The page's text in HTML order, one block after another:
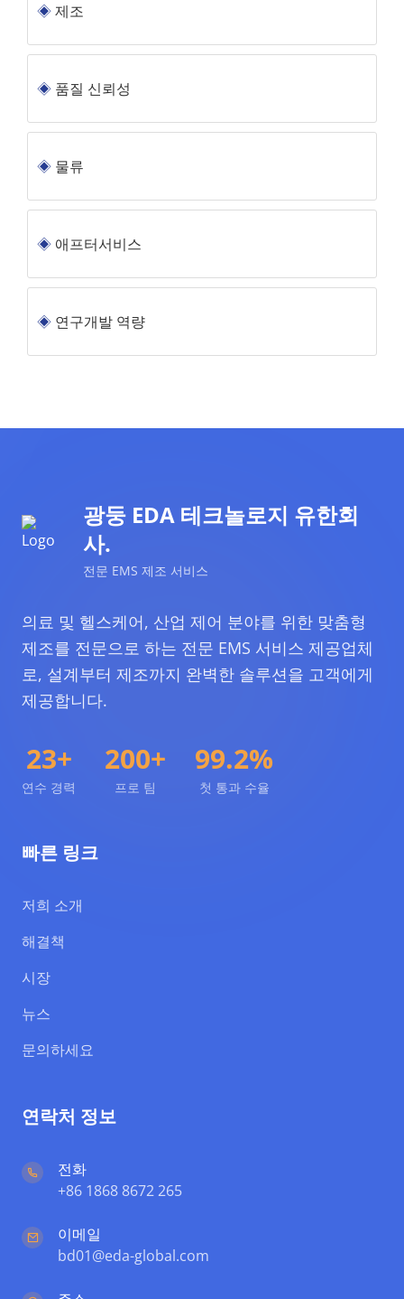
제조
품질 신뢰성
물류
애프터서비스
연구개발 역량
광둥 EDA 테크놀로지 유한회
사.
전문 EMS 제조 서비스
의료 및 헬스케어, 산업 제어 분야를 위한 맞춤형
제조를 전문으로 하는 전문 EMS 서비스 제공업체
로, 설계부터 제조까지 완벽한 솔루션을 고객에게
제공합니다.
23+
연수 경력
200+
프로 팀
99.2%
첫 통과 수율
빠른 링크
저희 소개
해결책
시장
뉴스
문의하세요
연락처 정보
전화
+86 1868 8672 265
이메일
bd01@eda-global.com